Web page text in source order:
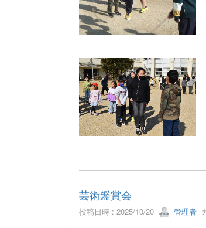
芸術鑑賞会
投稿日時 : 2025/10/20 管理者